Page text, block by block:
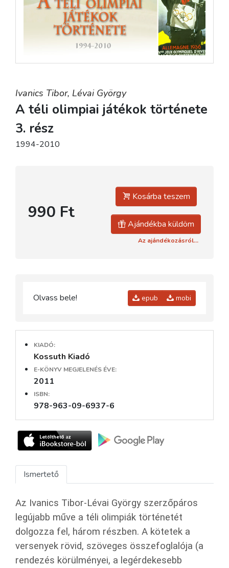
Ivanics Tibor, Lévai György
A téli olimpiai játékok története
3. rész
1994-2010
990 Ft
Kosárba teszem
Ajándékba küldöm
Az ajándékozásról...
Olvass bele! epub mobi
KIADÓ:
Kossuth Kiadó
E-KÖNYV MEGJELENÉS ÉVE:
2011
ISBN:
978-963-09-6937-6
Ismertető
Az Ivanics Tibor-Lévai György szerzőpáros
legújabb műve a téli olimpiák történetét
dolgozza fel, három részben. A kötetek a
versenyek rövid, szöveges összefoglalója (a
rendezés körülményei, a legérdekesebb